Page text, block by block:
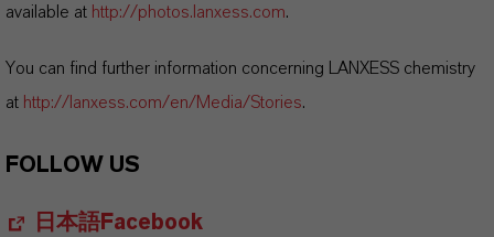
available at http://photos.lanxess.com.
You can find further information concerning LANXESS chemistry
at http://lanxess.com/en/Media/Stories.
FOLLOW US
日本語Facebook